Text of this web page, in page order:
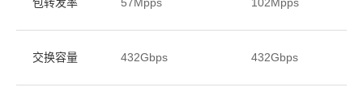
交换容量 432Gbps 432Gbps